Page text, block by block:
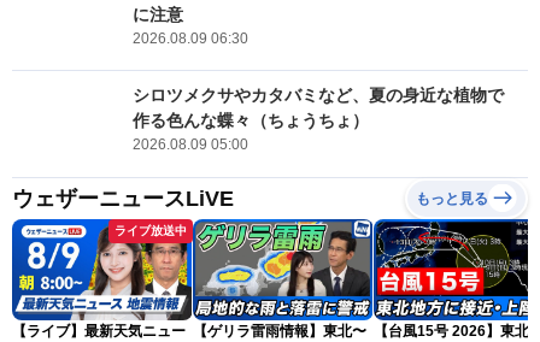
に注意
2026.08.09 06:30
シロツメクサやカタバミなど、夏の身近な植物で
作る色んな蝶々（ちょうちょ）
2026.08.09 05:00
ウェザーニュースLiVE もっと見る
ライブ放送中
【ライブ】最新天気ニュー
【ゲリラ雷雨情報】東北〜
【台風15号 2026】東北